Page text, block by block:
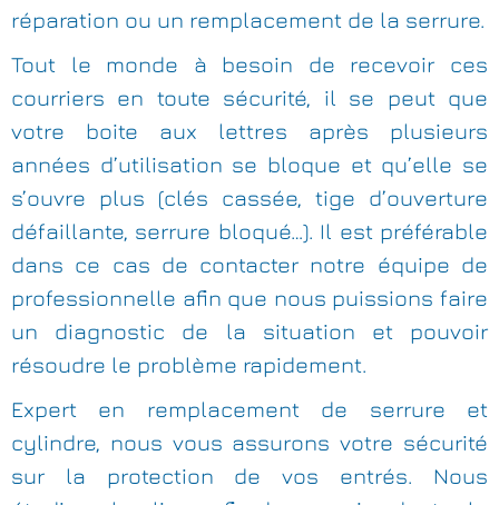
réparation ou un remplacement de la serrure.
Tout le monde à besoin de recevoir ces
courriers en toute sécurité, il se peut que
votre boite aux lettres après plusieurs
années d’utilisation se bloque et qu’elle se
s’ouvre plus (clés cassée, tige d’ouverture
défaillante, serrure bloqué…). Il est préférable
dans ce cas de contacter notre équipe de
professionnelle afin que nous puissions faire
un diagnostic de la situation et pouvoir
résoudre le problème rapidement.
Expert en remplacement de serrure et
cylindre, nous vous assurons votre sécurité
sur la protection de vos entrés. Nous